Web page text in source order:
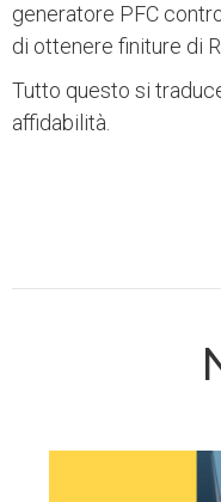
generatore PFC
di ottenere finiture di
Tutto questo si
affidabilità.